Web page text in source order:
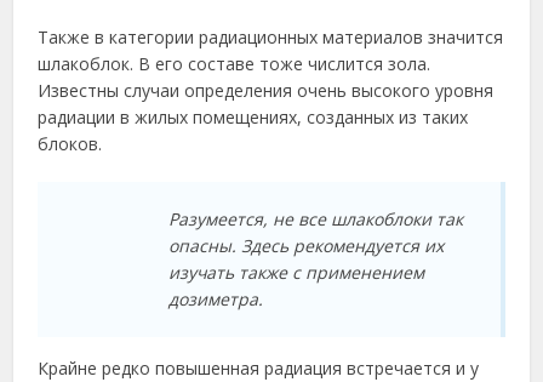
Также в категории радиационных материалов значится
шлакоблок. В его составе тоже числится зола.
Известны случаи определения очень высокого уровня
радиации в жилых помещениях, созданных из таких
блоков.
Разумеется, не все шлакоблоки так
опасны. Здесь рекомендуется их
изучать также с применением
дозиметра.
Крайне редко повышенная радиация встречается и у